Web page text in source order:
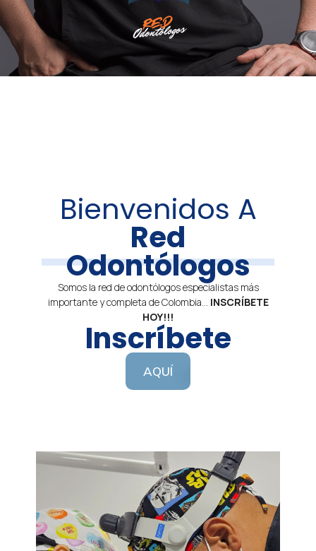
Bienvenidos A
Red
Odontólogos
Somos la red de odontólogos especialistas más
importante y completa de Colombia… INSCRÍBETE
HOY!!!
Inscríbete
AQUÍ